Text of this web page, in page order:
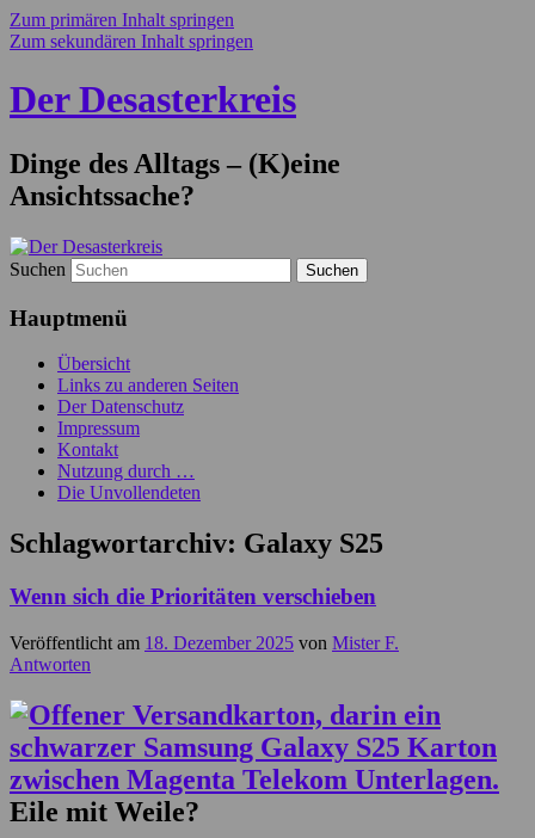
Zum primären Inhalt springen
Zum sekundären Inhalt springen
Der Desasterkreis
Dinge des Alltags – (K)eine
Ansichtssache?
Suchen
Hauptmenü
Übersicht
Links zu anderen Seiten
Der Datenschutz
Impressum
Kontakt
Nutzung durch …
Die Unvollendeten
Schlagwortarchiv: Galaxy S25
Wenn sich die Prioritäten verschieben
Veröffentlicht am 18. Dezember 2025 von Mister F.
Antworten
Eile mit Weile?